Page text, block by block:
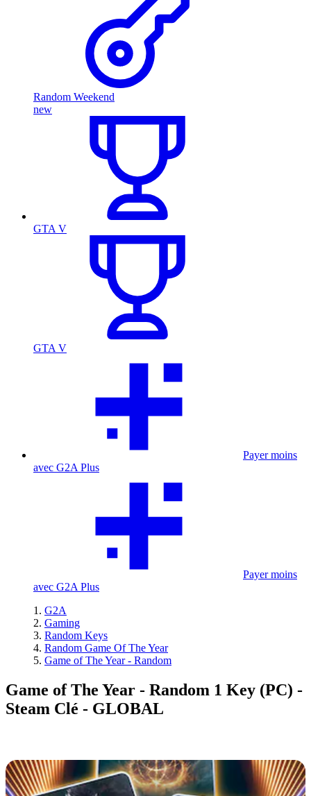
Random Weekend
new
GTA V
GTA V
Payer moins
avec G2A Plus
Payer moins
avec G2A Plus
G2A
Gaming
Random Keys
Random Game Of The Year
Game of The Year - Random
Game of The Year - Random 1 Key (PC) -
Steam Clé - GLOBAL